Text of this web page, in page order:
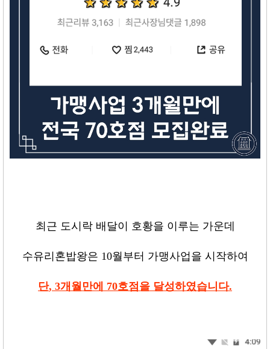
최근 도시락 배달이 호황을 이루는 가운데
수유리혼밥왕은 10월부터 가맹사업을 시작하여
단, 3개월만에 70호점을 달성하였습니다.